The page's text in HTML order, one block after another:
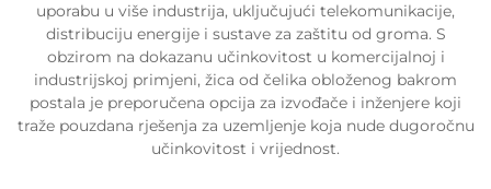
uporabu u više industrija, uključujući telekomunikacije,
distribuciju energije i sustave za zaštitu od groma. S
obzirom na dokazanu učinkovitost u komercijalnoj i
industrijskoj primjeni, žica od čelika obloženog bakrom
postala je preporučena opcija za izvođače i inženjere koji
traže pouzdana rješenja za uzemljenje koja nude dugoročnu
učinkovitost i vrijednost.